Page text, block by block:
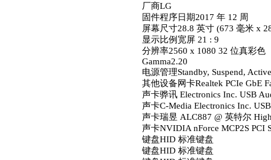
厂商LG
固件程序日期2017 年 12 周
屏幕尺寸28.8 英寸 (673 毫米 x
显示比例宽屏 21 : 9
分辨率2560 x 1080 32 位真彩色
Gamma2.20
电源管理Standby, Suspend,
其他设备网卡Realtek PCIe GbE
声卡骅讯 Electronics Inc. USB
声卡C-Media Electronics Inc.
声卡瑞昱 ALC887 @ 英特尔
声卡NVIDIA nForce MCP2S PCI
键盘HID 标准键盘
键盘HID 标准键盘